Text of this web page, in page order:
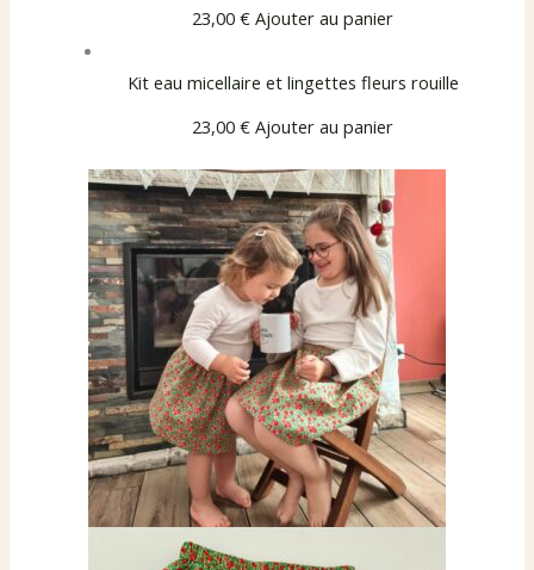
23,00 € Ajouter au panier
Kit eau micellaire et lingettes fleurs rouille
23,00 € Ajouter au panier